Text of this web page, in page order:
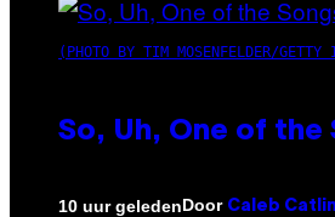
(PHOTO BY TIM MOSENFELDER/GETTY
So, Uh, One of
10 uur geledenDoor Caleb Catlin